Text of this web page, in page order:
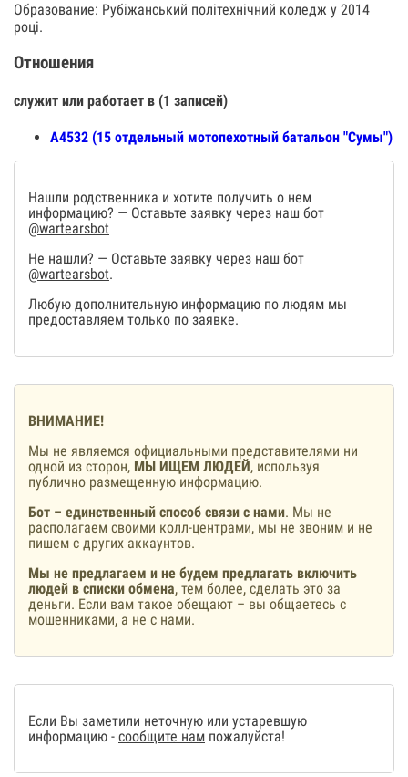
Образование: Рубіжанський політехнічний коледж у 2014
році.
Отношения
служит или работает в (1 записей)
А4532 (15 отдельный мотопехотный батальон "Сумы")
Нашли родственника и хотите получить о нем
информацию? — Оставьте заявку через наш бот
@wartearsbot
Не нашли? — Оставьте заявку через наш бот
@wartearsbot.
Любую дополнительную информацию по людям мы
предоставляем только по заявке.
ВНИМАНИЕ!
Мы не являемся официальными представителями ни
одной из сторон, МЫ ИЩЕМ ЛЮДЕЙ, используя
публично размещенную информацию.
Бот – единственный способ связи с нами. Мы не
располагаем своими колл-центрами, мы не звоним и не
пишем с других аккаунтов.
Мы не предлагаем и не будем предлагать включить
людей в списки обмена, тем более, сделать это за
деньги. Если вам такое обещают – вы общаетесь с
мошенниками, а не с нами.
Если Вы заметили неточную или устаревшую
информацию - сообщите нам пожалуйста!